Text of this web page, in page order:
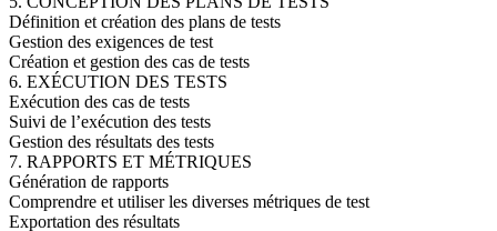
Définition et création des plans de tests
Gestion des exigences de test
Création et gestion des cas de tests
6. EXÉCUTION DES TESTS
Exécution des cas de tests
Suivi de l’exécution des tests
Gestion des résultats des tests
7. RAPPORTS ET MÉTRIQUES
Génération de rapports
Comprendre et utiliser les diverses métriques de test
Exportation des résultats